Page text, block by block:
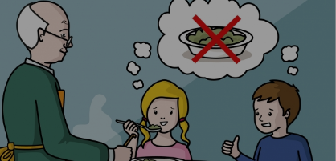
El abuelo sirve la comida que ha preparado